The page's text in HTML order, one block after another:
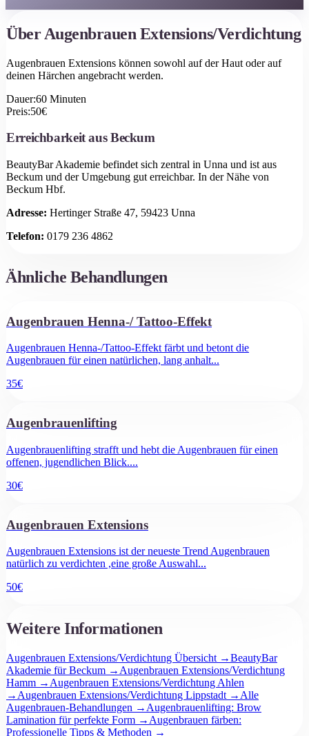
ÜberAugenbrauen Extensions/Verdichtung
Augenbrauen Extensions können sowohl auf der Haut oder auf
deinen Härchen angebracht werden.
Dauer:60 Minuten
Preis:50€
Erreichbarkeit ausBeckum
BeautyBar Akademie befindet sich zentral in Unna und ist aus
Beckum und der Umgebung gut erreichbar. In der Nähe von
Beckum Hbf.
Adresse: Hertinger Straße 47, 59423 Unna
Telefon: 0179 236 4862
Ähnliche Behandlungen
Augenbrauen Henna-/ Tattoo-Effekt
Augenbrauen Henna-/Tattoo-Effekt färbt und betont die
Augenbrauen für einen natürlichen, lang anhalt...
35€
Augenbrauenlifting
Augenbrauenlifting strafft und hebt die Augenbrauen für einen
offenen, jugendlichen Blick....
30€
Augenbrauen Extensions
Augenbrauen Extensions ist der neueste Trend Augenbrauen
natürlich zu verdichten ,eine große Auswahl...
50€
Weitere Informationen
Augenbrauen Extensions/Verdichtung Übersicht →BeautyBar
Akademie für Beckum → Augenbrauen Extensions/Verdichtung
Hamm → Augenbrauen Extensions/Verdichtung Ahlen
→ Augenbrauen Extensions/Verdichtung Lippstadt → Alle
Augenbrauen-Behandlungen → Augenbrauenlifting: Brow
Lamination für perfekte Form → Augenbrauen färben:
Professionelle Tipps & Methoden →